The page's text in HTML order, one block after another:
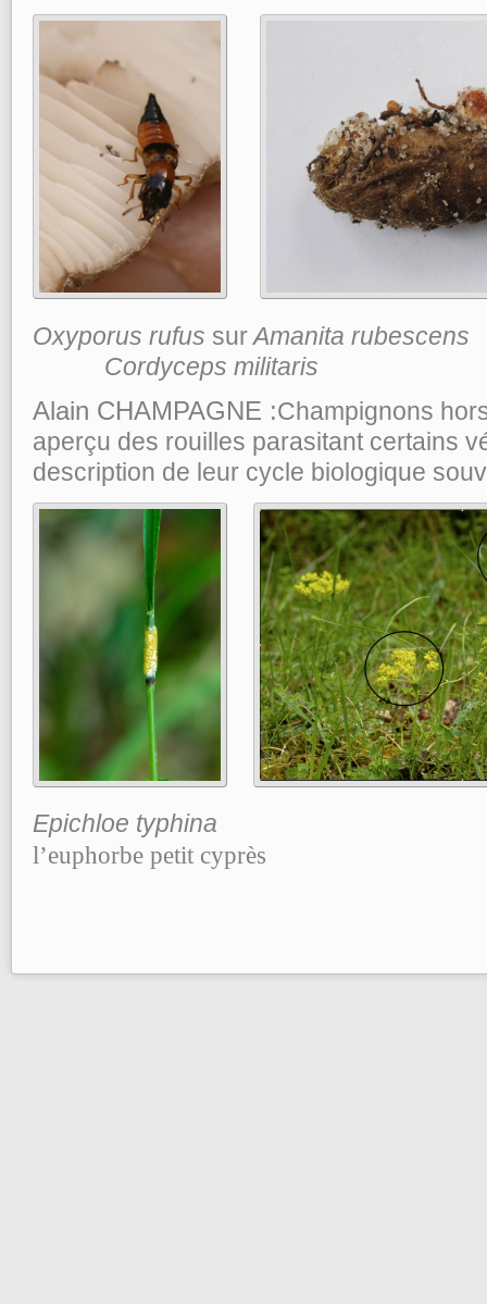
Oxyporus rufus surAmanita
Cordyceps militaris
Alain CHAMPAGNE :Champignons
aperçu des rouilles parasitant certains
description de leur cycle biologique
Epichloe
l’euphorbe petit cyprès